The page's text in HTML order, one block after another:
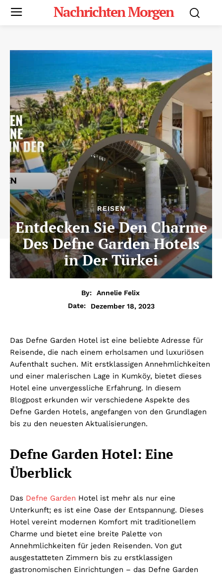
Nachrichten Morgen
REISEN
Entdecken Sie Den Charme
Des Defne Garden Hotels
in Der Türkei
By:
Annelie Felix
Date:
Dezember 18, 2023
Das Defne Garden Hotel ist eine beliebte Adresse für
Reisende, die nach einem erholsamen und luxuriösen
Aufenthalt suchen. Mit erstklassigen Annehmlichkeiten
und einer malerischen Lage in Kumköy, bietet dieses
Hotel eine unvergessliche Erfahrung. In diesem
Blogpost erkunden wir verschiedene Aspekte des
Defne Garden Hotels, angefangen von den Grundlagen
bis zu den neuesten Aktualisierungen.
Defne Garden Hotel: Eine
Überblick
Das Defne Garden Hotel ist mehr als nur eine
Unterkunft; es ist eine Oase der Entspannung. Dieses
Hotel vereint modernen Komfort mit traditionellem
Charme und bietet eine breite Palette von
Annehmlichkeiten für jeden Reisenden. Von gut
ausgestatteten Zimmern bis zu erstklassigen
gastronomischen Einrichtungen – das Defne Garden